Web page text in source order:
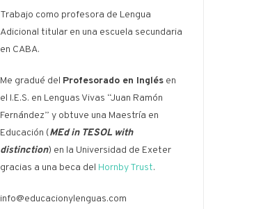
Trabajo como profesora de Lengua
Adicional titular en una escuela secundaria
en CABA.
Me gradué del Profesorado en Inglés en
el I.E.S. en Lenguas Vivas “Juan Ramón
Fernández” y obtuve una Maestría en
Educación (MEd in TESOL with
distinction) en la Universidad de Exeter
gracias a una beca del Hornby Trust.
info@educacionylenguas.com